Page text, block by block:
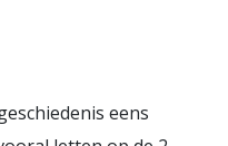
eens